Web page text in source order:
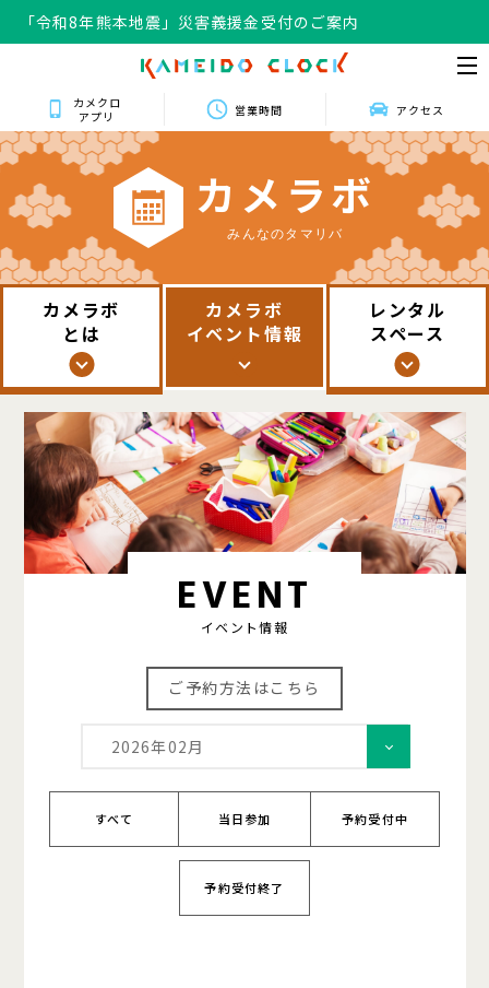
「令和8年熊本地震」災害義援金受付のご案内
カメクロ
アプリ
営業時間 アクセス
カ メ ラボ
みんなのタマリバ
カメラボ
とは
カメラボ
イベント情報
レンタル
スペース
EVENT
イベント情報
ご予約方法はこちら
2026年02月
すべて 当日参加 予約受付中
予約受付終了